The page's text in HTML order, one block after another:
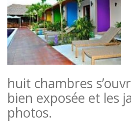
huit chambres
bien exposée et les
photos.